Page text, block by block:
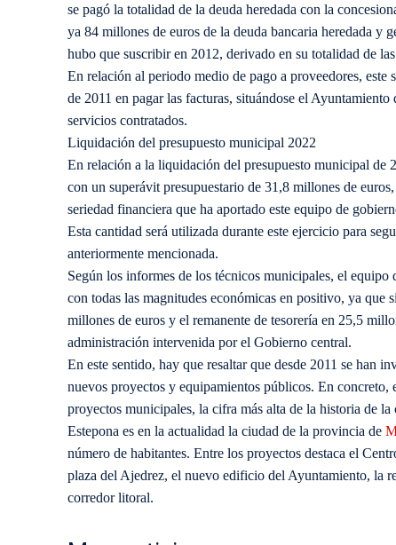
se pagó la totalidad de la deuda heredada con la
ya 84 millones de euros de la deuda bancaria heredada y
hubo que suscribir en 2012, derivado en su totalidad de
En relación al periodo medio de pago a proveedores, este
de 2011 en pagar las facturas, situándose el
servicios contratados.
Liquidación del presupuesto municipal 2022
En relación a la liquidación del presupuesto municipal de
con un superávit presupuestario de 31,8 millones de
seriedad financiera que ha aportado este equipo de
Esta cantidad será utilizada durante este ejercicio para
anteriormente mencionada.
Según los informes de los técnicos municipales, el
con todas las magnitudes económicas en positivo, ya que
millones de euros y el remanente de tesorería en 25,5
administración intervenida por el Gobierno central.
En este sentido, hay que resaltar que desde 2011 se han
nuevos proyectos y equipamientos públicos. En
proyectos municipales, la cifra más alta de la historia de la
Estepona es en la actualidad la ciudad de la provincia de
número de habitantes. Entre los proyectos destaca el
plaza del Ajedrez, el nuevo edificio del Ayuntamiento, la
corredor litoral.